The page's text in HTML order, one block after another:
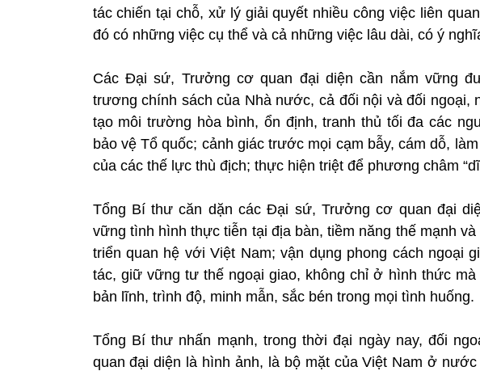
tác chiến tại chỗ, xử lý giải quyết nhiều công việc liên
đó có những việc cụ thể và cả những việc lâu dài, có ý
Các Đại sứ, Trưởng cơ quan đại diện cần nắm vững
trương chính sách của Nhà nước, cả đối nội và đối ngoại,
tạo môi trường hòa bình, ổn định, tranh thủ tối đa các
bảo vệ Tổ quốc; cảnh giác trước mọi cạm bẫy, cám dỗ,
của các thế lực thù địch; thực hiện triệt để phương châm
Tổng Bí thư căn dặn các Đại sứ, Trưởng cơ quan đại
vững tình hình thực tiễn tại địa bàn, tiềm năng thế mạnh
triển quan hệ với Việt Nam; vận dụng phong cách ngoại
tác, giữ vững tư thế ngoại giao, không chỉ ở hình thức
bản lĩnh, trình độ, minh mẫn, sắc bén trong mọi tình huống.
Tổng Bí thư nhấn mạnh, trong thời đại ngày nay, đối
quan đại diện là hình ảnh, là bộ mặt của Việt Nam ở